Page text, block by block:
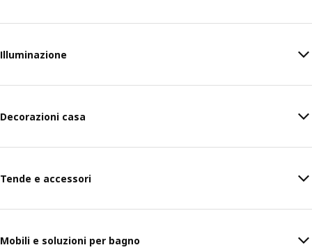
Illuminazione
Decorazioni casa
Tende e accessori
Mobili e soluzioni per bagno